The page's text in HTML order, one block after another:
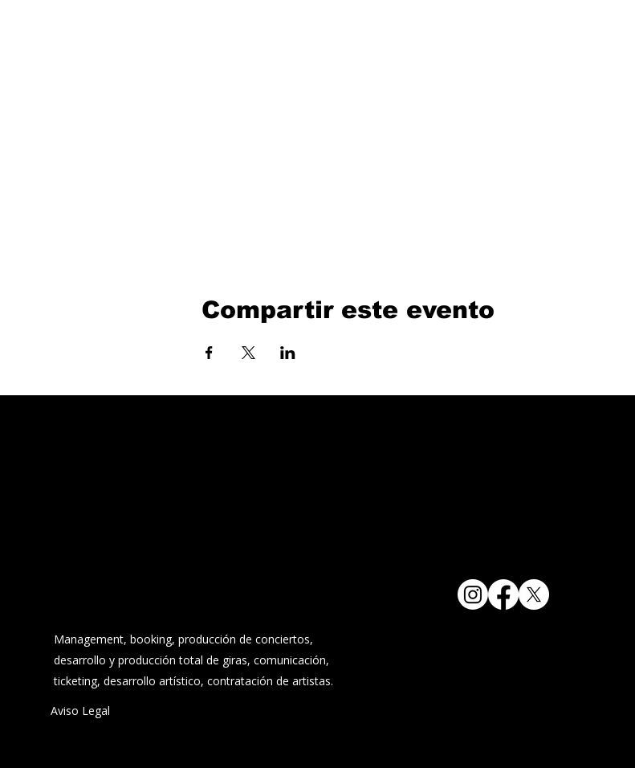
Compartir este evento
Management, booking, producción de conciertos,
desarrollo y producción total de giras, comunicación,
ticketing, desarrollo artístico, contratación de artistas.
Aviso Legal